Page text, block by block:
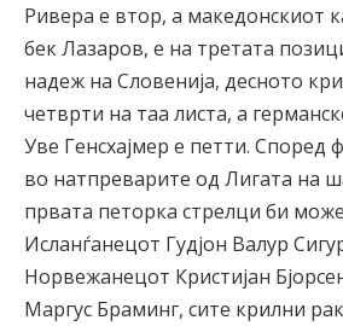
Ривера е втор, а македонскиот
бек Лазаров, е на третата
надеж на Словенија, десното
четврти на таа листа, а
Уве Генсхајмер е петти. Според
во натпреварите од Лигата на
првата петорка стрелци би
Исланѓанецот Гудјон Валур
Норвежанецот Кристијан
Маргус Браминг, сите крилни